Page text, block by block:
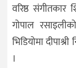
वरिष्ठ
गोपाल
भिडियोमा
।